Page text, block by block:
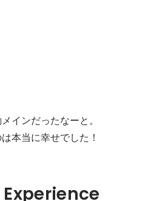
インだったなーと。
本当に幸せでした！